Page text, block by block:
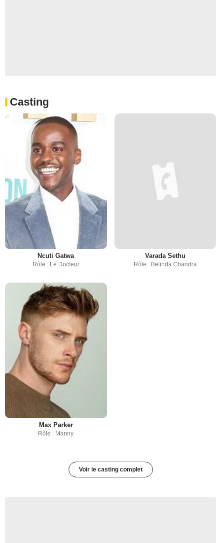
Casting
Ncuti Gatwa
Rôle : Le Docteur
Varada Sethu
Rôle : Belinda Chandra
Max Parker
Rôle : Manny
Voir le casting complet